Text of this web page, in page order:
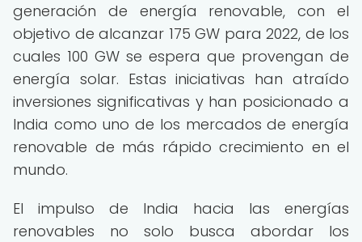
generación de energía renovable, con el
objetivo de alcanzar 175 GW para 2022, de los
cuales 100 GW se espera que provengan de
energía solar. Estas iniciativas han atraído
inversiones significativas y han posicionado a
India como uno de los mercados de energía
renovable de más rápido crecimiento en el
mundo.
El impulso de India hacia las energías
renovables no solo busca abordar los